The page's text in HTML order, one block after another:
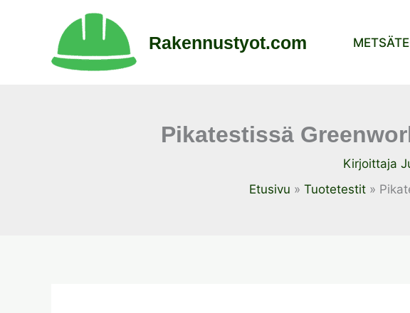
Rakennustyot.com
Pikatestissä
Kirjoittaja
Etusivu
Tuotetestit